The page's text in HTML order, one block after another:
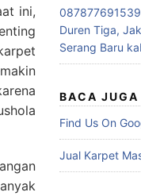
ini,
Duren Tiga,
Serang Baru
BACA JUGA
Find Us On
Jual Karpet